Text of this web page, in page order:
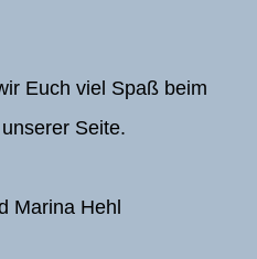
Euch viel Spaß beim
Seite.
Marina Hehl